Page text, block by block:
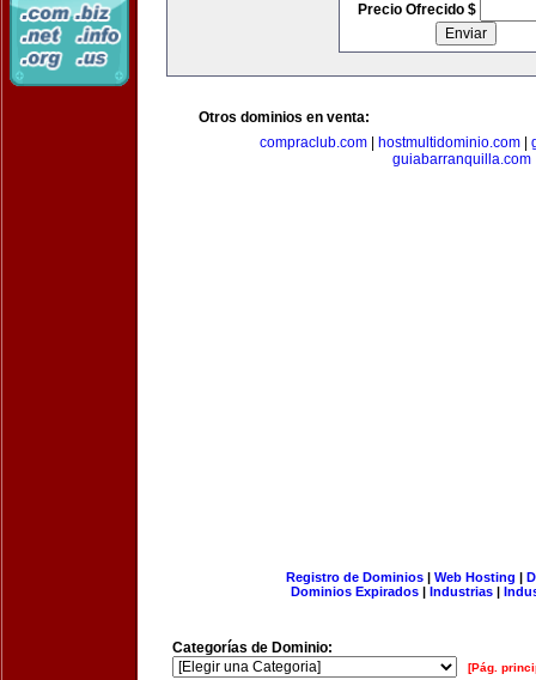
Precio Ofrecido $
Otros dominios en venta:
compraclub.com
hostmultidominio.com
guiabarranquilla.com
Registro de Dominios| Web Hosting |
Dominios Expirados | Industrias |
Categorías de Dominio:
[Pág.